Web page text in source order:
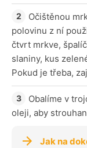
Očištěnou
polovinu z ní
čtvrt mrkve,
slaniny, kus
Pokud je třeba,
Obalíme v
oleji, aby
Jak na